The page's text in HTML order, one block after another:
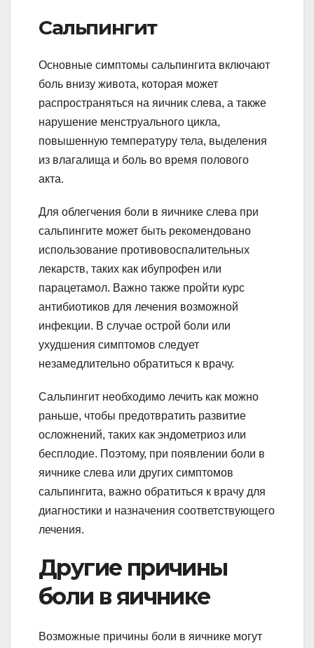
Сальпингит
Основные симптомы сальпингита включают
боль внизу живота, которая может
распространяться на яичник слева, а также
нарушение менструального цикла,
повышенную температуру тела, выделения
из влагалища и боль во время полового
акта.
Для облегчения боли в яичнике слева при
сальпингите может быть рекомендовано
использование противовоспалительных
лекарств, таких как ибупрофен или
парацетамол. Важно также пройти курс
антибиотиков для лечения возможной
инфекции. В случае острой боли или
ухудшения симптомов следует
незамедлительно обратиться к врачу.
Сальпингит необходимо лечить как можно
раньше, чтобы предотвратить развитие
осложнений, таких как эндометриоз или
бесплодие. Поэтому, при появлении боли в
яичнике слева или других симптомов
сальпингита, важно обратиться к врачу для
диагностики и назначения соответствующего
лечения.
Другие причины
боли в яичнике
Возможные причины боли в яичнике могут